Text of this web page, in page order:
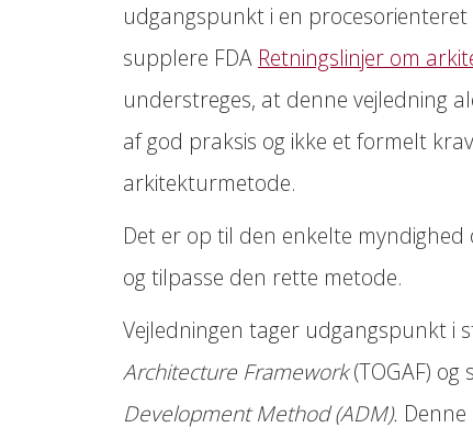
udgangspunkt i en
supplere FDA Retningslinjer om
understreges, at denne vejledning
af god praksis og ikke et formelt
arkitekturmetode.
Det er op til den enkelte
og tilpasse den rette metode.
Vejledningen tager udgangspunkt i
Architecture Framework(TOGAF) og
Development Method (ADM).